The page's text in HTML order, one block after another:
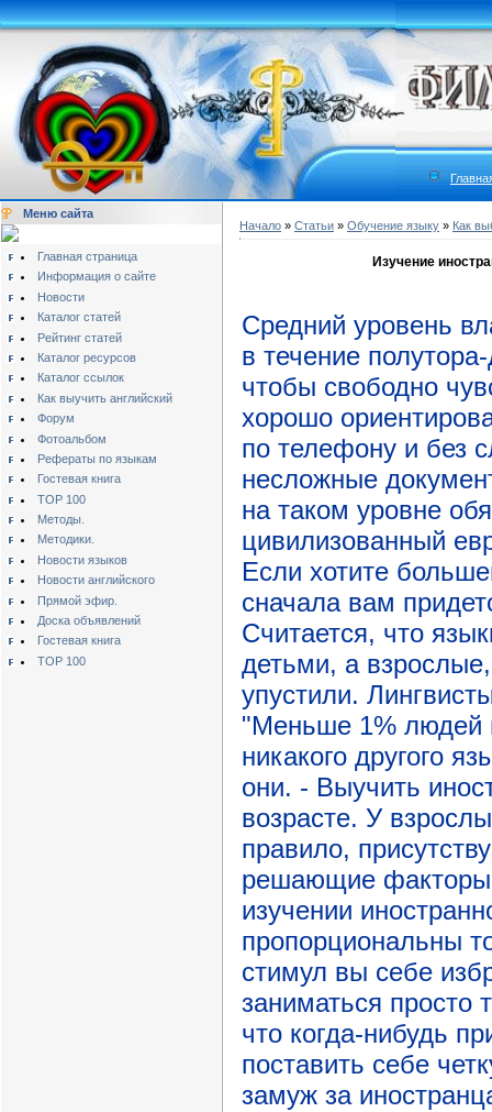
Меню сайта
Главная страница
Информация о сайте
Новости
Каталог статей
Рейтинг статей
Каталог ресурсов
Каталог ссылок
Как выучить английский
Форум
Фотоальбом
Рефераты по языкам
Гостевая книга
TOP 100
Методы.
Методики.
Новости языков
Новости английского
Прямой эфир.
Доска объявлений
Гостевая книга
TOP 100
Начало » Статьи » Обучение языку » Как
Изучение
Средний уровень
в течение
чтобы свободно
хорошо
по телефону и без
несложные
на таком уровне
цивилизованный
Если хотите
сначала вам
Считается, что
детьми, а
упустили.
"Меньше 1% людей
никакого другого
они. - Выучить
возрасте. У
правило,
решающие факторы
изучении
пропорциональны
стимул вы себе
заниматься просто
что когда-нибудь
поставить себе
замуж за